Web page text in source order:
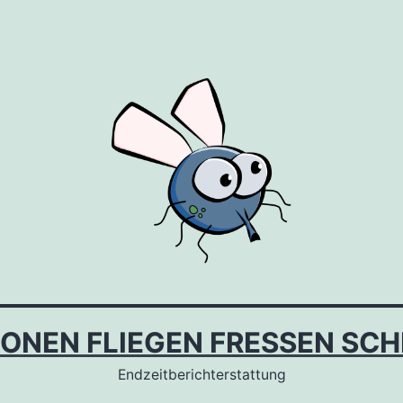
FLIEGEN FRESSEN
Endzeitberichterstattung